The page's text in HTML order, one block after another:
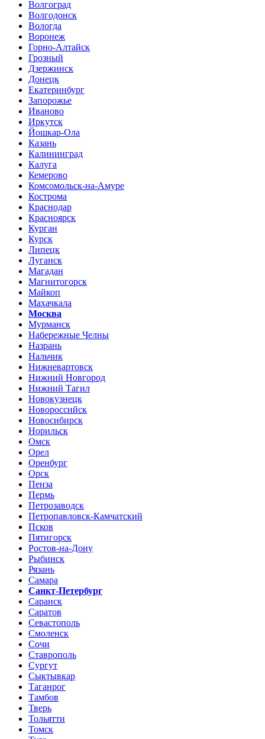
Волгоград
Волгодонск
Вологда
Воронеж
Горно-Алтайск
Грозный
Дзержинск
Донецк
Екатеринбург
Запорожье
Иваново
Иркутск
Йошкар-Ола
Казань
Калининград
Калуга
Кемерово
Комсомольск-на-Амуре
Кострома
Краснодар
Красноярск
Курган
Курск
Липецк
Луганск
Магадан
Магнитогорск
Майкоп
Махачкала
Москва
Мурманск
Набережные Челны
Назрань
Нальчик
Нижневартовск
Нижний Новгород
Нижний Тагил
Новокузнецк
Новороссийск
Новосибирск
Норильск
Омск
Орел
Оренбург
Орск
Пенза
Пермь
Петрозаводск
Петропавловск-Камчатский
Псков
Пятигорск
Ростов-на-Дону
Рыбинск
Рязань
Самара
Санкт-Петербург
Саранск
Саратов
Севастополь
Смоленск
Сочи
Ставрополь
Сургут
Сыктывкар
Таганрог
Тамбов
Тверь
Тольятти
Томск